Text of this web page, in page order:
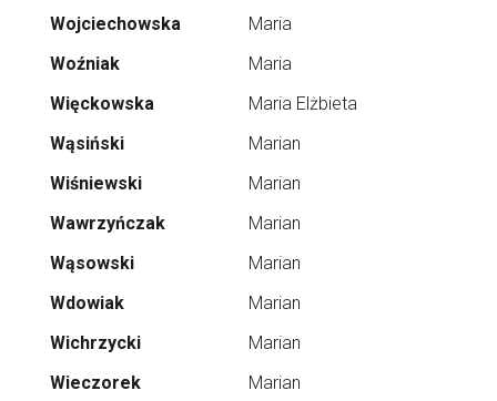
Wojciechowska
Maria
Woźniak
Maria
Więckowska
Maria Elżbieta
Wąsiński
Marian
Wiśniewski
Marian
Wawrzyńczak
Marian
Wąsowski
Marian
Wdowiak
Marian
Wichrzycki
Marian
Wieczorek
Marian